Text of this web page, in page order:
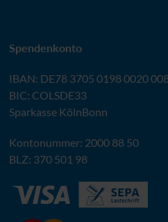
Spendenkonto
IBAN: DE78 3705 0198 0020
BIC: COLSDE33
Sparkasse KölnBonn
Kontonummer: 2000 88 50
BLZ: 370 501 98